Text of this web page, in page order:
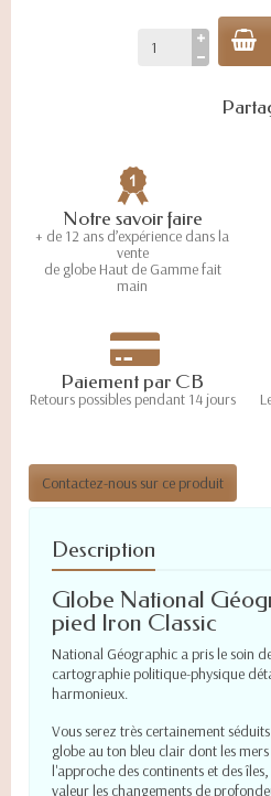
Notre savoir faire
+ de 12 ans d’expérience dans la
vente
de globe Haut de Gamme fait
main
Paiement par CB
Retours possibles pendant 14 jours
Contactez-nous sur ce produit
Description
Globe National
pied Iron Classic
National Géographic a pris le soin
cartographie politique-physique
harmonieux.
Vous serez très certainement
globe au ton bleu clair dont les
l'approche des continents et des
valeur les changements de